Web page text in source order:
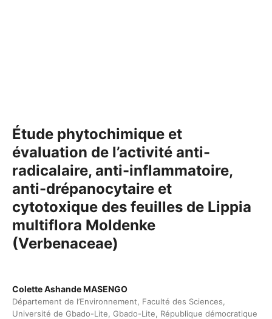
Étude phytochimique et
évaluation de l’activité anti-
radicalaire, anti-inflammatoire,
anti-drépanocytaire et
cytotoxique des feuilles de Lippia
multiflora Moldenke
(Verbenaceae)
Colette Ashande MASENGO
Département de l’Environnement, Faculté des Sciences,
Université de Gbado-Lite, Gbado-Lite, République démocratique